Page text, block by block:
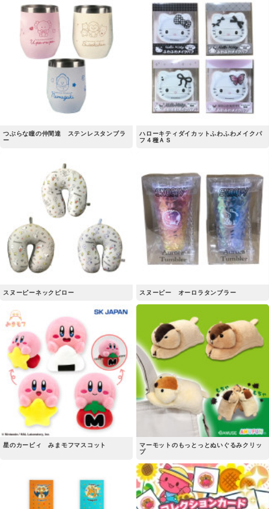
つぶらな瞳の仲間達 ステンレスタンブラ
ー
ハローキティダイカットふわふわメイクパ
フ４種ＡＳ
スヌーピーネックピロー スヌーピー オーロラタンブラー
星のカービィ みまモフマスコット
マーモットのもっとっとぬいぐるみクリッ
プ